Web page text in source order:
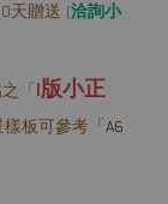
天贈送 (洽詢小
「 I版小正
樣板可參考「 A6